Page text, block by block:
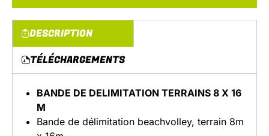
DESCRIPTION
TÉLÉCHARGEMENTS
BANDE DE DELIMITATION TERRAINS 8 X 16
M
Bande de délimitation beachvolley, terrain 8m